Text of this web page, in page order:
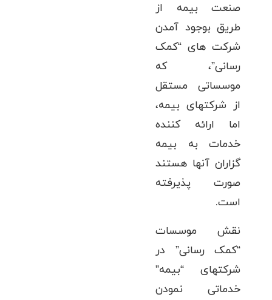
صنعت بیمه از
طریق بوجود آمدن
شرکت های “کمک
رسانی”، که
موسساتی مستقل
از شرکتهای بیمه،
اما ارائه کننده
خدمات به بیمه
گزاران آنها هستند
صورت پذیرفته
است.
نقش موسسات
“کمک رسانی” در
شرکتهای “بیمه”
خدماتی نمودن